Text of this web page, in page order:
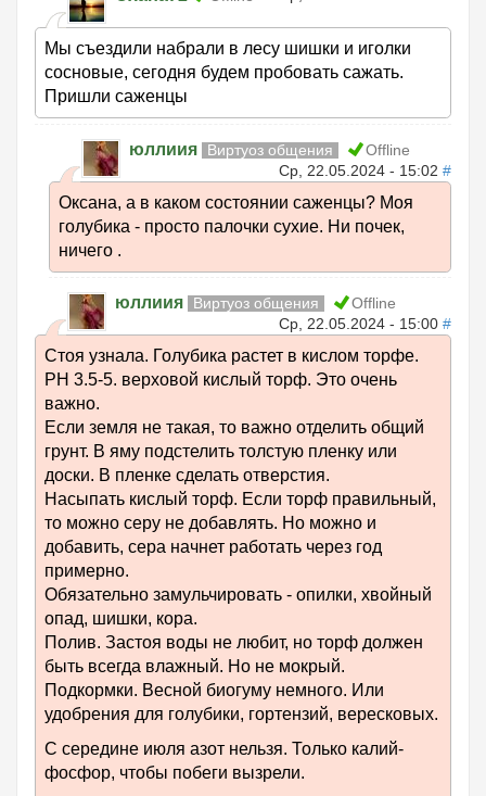
Мы съездили набрали в лесу шишки и иголки
сосновые, сегодня будем пробовать сажать.
Пришли саженцы
юллиия Виртуоз общения
Offline
Ср, 22.05.2024 - 15:02 #
Оксана, а в каком состоянии саженцы? Моя
голубика - просто палочки сухие. Ни почек,
ничего .
юллиия Виртуоз общения
Offline
Ср, 22.05.2024 - 15:00 #
Стоя узнала. Голубика растет в кислом торфе.
РН 3.5-5. верховой кислый торф. Это очень
важно.
Если земля не такая, то важно отделить общий
грунт. В яму подстелить толстую пленку или
доски. В пленке сделать отверстия.
Насыпать кислый торф. Если торф правильный,
то можно серу не добавлять. Но можно и
добавить, сера начнет работать через год
примерно.
Обязательно замульчировать - опилки, хвойный
опад, шишки, кора.
Полив. Застоя воды не любит, но торф должен
быть всегда влажный. Но не мокрый.
Подкормки. Весной биогуму немного. Или
удобрения для голубики, гортензий, вересковых.
С середине июля азот нельзя. Только калий-
фосфор, чтобы побеги вызрели.